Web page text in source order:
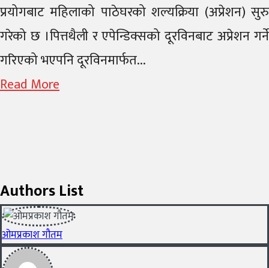
प्रयोगबाट महिलाको पाठेघरको शल्यक्रिया (अप्रेशन) सुरु
गरेको छ ।पित्तथैली र एपेन्डिक्सको दूरविनबाट अप्रेशन गर्ने
गरिएको भएपनि दूरविनमार्फत...
Read More
Authors List
ओमप्रकाश गौतम